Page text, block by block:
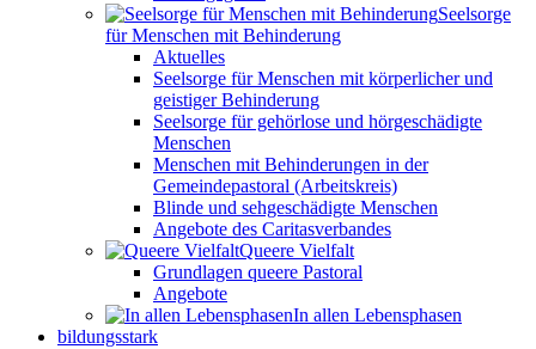
Seelsorge
für Menschen mit Behinderung
Aktuelles
Seelsorge für Menschen mit körperlicher und
geistiger Behinderung
Seelsorge für gehörlose und hörgeschädigte
Menschen
Menschen mit Behinderungen in der
Gemeindepastoral (Arbeitskreis)
Blinde und sehgeschädigte Menschen
Angebote des Caritasverbandes
Queere Vielfalt
Grundlagen queere Pastoral
Angebote
In allen Lebensphasen
bildungsstark